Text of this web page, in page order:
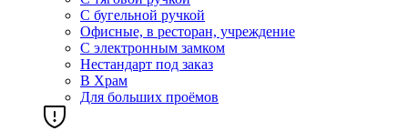
С бугельной ручкой
Офисные, в ресторан, учреждение
С электронным замком
Нестандарт под заказ
В Храм
Для больших проёмов